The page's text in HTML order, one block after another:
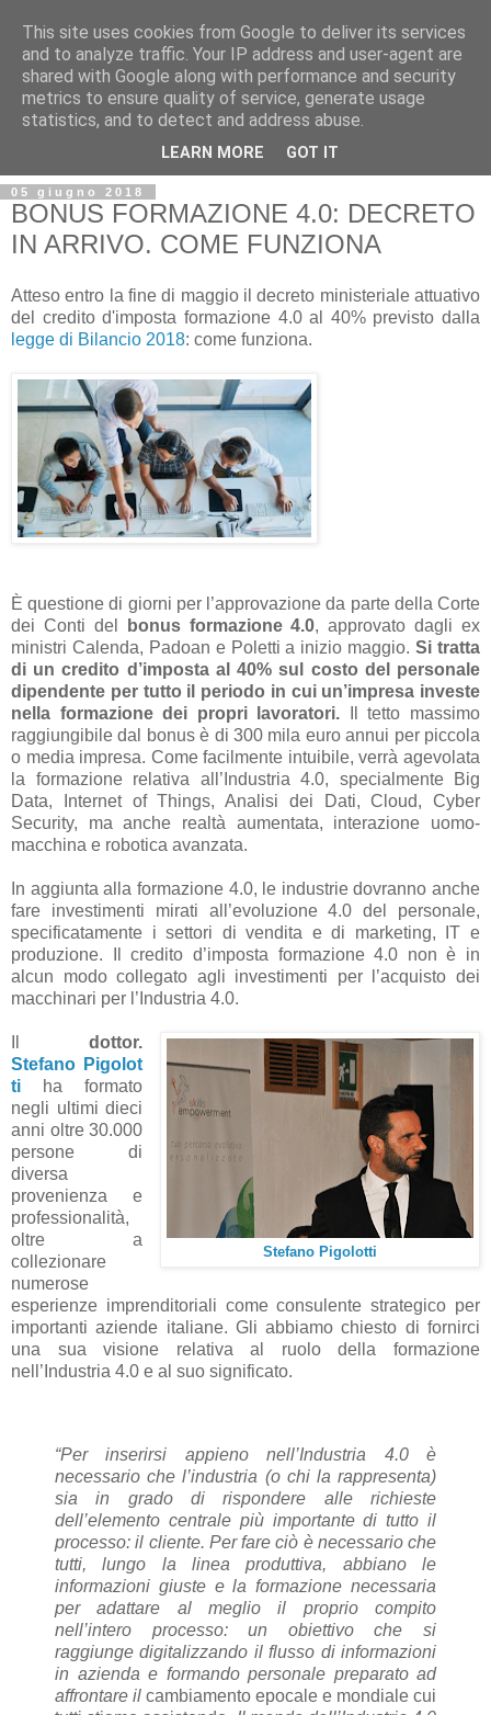
05 giugno 2018
BONUS FORMAZIONE 4.0: DECRETO
IN ARRIVO. COME FUNZIONA
Atteso entro la fine di maggio il decreto ministeriale attuativo
del credito d'imposta formazione 4.0 al 40% previsto dalla
legge di Bilancio 2018: come funziona.
È questione di giorni per l’approvazione da parte della Corte
dei Conti del
bonus formazione 4.0, approvato dagli ex
ministri Calenda, Padoan e Poletti a inizio maggio.Si tratta
di un credito d’imposta al 40% sul costo del personale
dipendente per tutto il periodo in cui un’impresa investe
nella formazione dei propri lavoratori.
Il tetto massimo
raggiungibile dal bonus è di 300 mila euro annui per piccola
o media impresa. Come facilmente intuibile, verrà agevolata
la formazione relativa all’Industria 4.0, specialmente Big
Data, Internet of Things, Analisi dei Dati, Cloud, Cyber
Security, ma anche realtà aumentata, interazione uomo-
macchina e robotica avanzata.
In aggiunta alla formazione 4.0, le industrie dovranno anche
fare investimenti mirati all’evoluzione 4.0 del personale,
specificatamente i settori di vendita e di marketing, IT e
produzione. Il credito d’imposta formazione 4.0 non è in
alcun modo collegato agli investimenti per l’acquisto dei
macchinari per l’Industria 4.0.
Stefano Pigolotti
dottor.
Stefano Pigolot
ti ha formato
negli ultimi dieci
anni oltre 30.000
persone di
diversa
provenienza e
professionalità,
oltre a
collezionare
numerose
esperienze imprenditoriali come consulente strategico per
importanti aziende italiane. Gli abbiamo chiesto di fornirci
una sua visione relativa al ruolo della formazione
nell’Industria 4.0 e al suo significato.
“Per inserirsi appieno nell’Industria 4.0 è
necessario che l’industria (o chi la rappresenta)
sia in grado di rispondere alle richieste
dell’elemento centrale più importante di tutto il
processo: il cliente. Per fare ciò è necessario che
tutti, lungo la linea produttiva, abbiano le
informazioni giuste e la formazione necessaria
per adattare al meglio il proprio compito
nell’intero processo: un obiettivo che si
raggiunge digitalizzando il flusso di informazioni
in azienda e formando personale preparato ad
affrontare il cambiamento epocale e mondiale cui
This site uses cookies from Google to deliver its services
and to analyze traffic. Your IP address and user-agent are
shared with Google along with performance and security
metrics to ensure quality of service, generate usage
statistics, and to detect and address abuse.
LEARN MORE GOT IT